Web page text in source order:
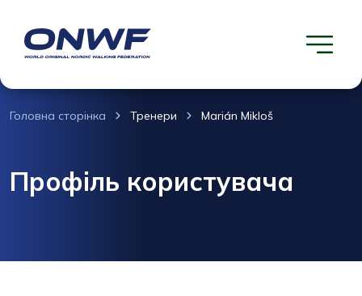
Головна сторінка Тренери Marián Mikloš
Профіль користувача